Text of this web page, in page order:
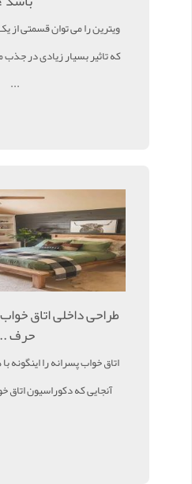
ویترین را می توان قسمتی از
که تاثیر بسیار زیادی در
...
طراحی داخلی اتاق
حرف
اتاق خواب پسرانه را اینگونه
آنجایی که دکوراسیون اتاق